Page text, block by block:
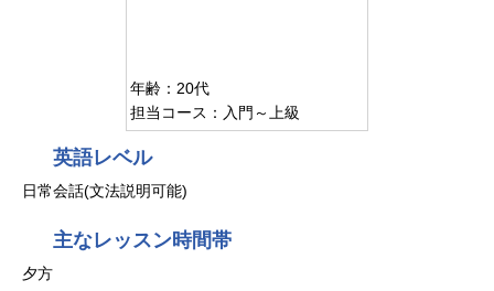
年齢：20代
担当コース：入門～上級
英語レベル
日常会話(文法説明可能)
主なレッスン時間帯
夕方